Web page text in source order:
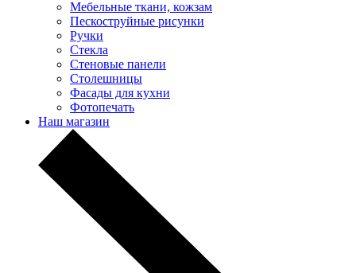
Мебельные ткани, кожзам
Пескоструйные рисунки
Ручки
Стекла
Стеновые панели
Столешницы
Фасады для кухни
Фотопечать
Наш магазин